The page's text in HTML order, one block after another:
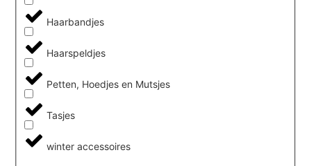
Haarbandjes
Haarspeldjes
Petten, Hoedjes en Mutsjes
Tasjes
winter accessoires